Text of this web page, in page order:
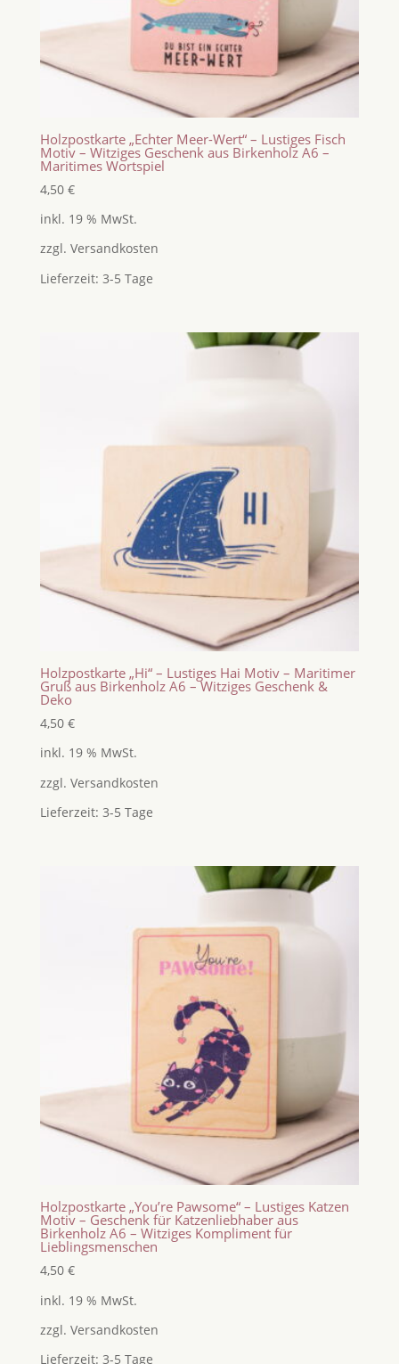
Holzpostkarte „Echter Meer-Wert“ – Lustiges Fisch
Motiv – Witziges Geschenk aus Birkenholz A6 –
Maritimes Wortspiel
4,50 €
inkl. 19 % MwSt.
zzgl. Versandkosten
Lieferzeit: 3-5 Tage
Holzpostkarte „Hi“ – Lustiges Hai Motiv – Maritimer
Gruß aus Birkenholz A6 – Witziges Geschenk &
Deko
4,50 €
inkl. 19 % MwSt.
zzgl. Versandkosten
Lieferzeit: 3-5 Tage
Holzpostkarte „You’re Pawsome“ – Lustiges Katzen
Motiv – Geschenk für Katzenliebhaber aus
Birkenholz A6 – Witziges Kompliment für
Lieblingsmenschen
4,50 €
inkl. 19 % MwSt.
zzgl. Versandkosten
Lieferzeit: 3-5 Tage